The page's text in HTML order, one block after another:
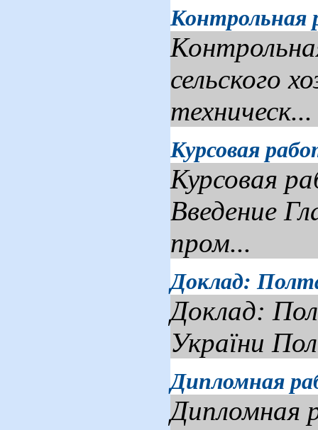
Контрольная
сельского
техническ...
Курсовая
Курсовая
Введение
пром...
Доклад:
Доклад:
України
Дипломная
Дипломная